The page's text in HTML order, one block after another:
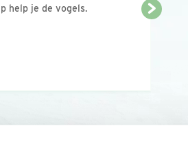
help je de vogels.